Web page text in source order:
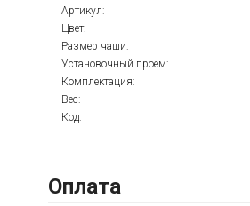
Артикул:
Цвет:
Размер чаши:
Установочный проем:
Комплектация:
Вес:
Код:
Оплата